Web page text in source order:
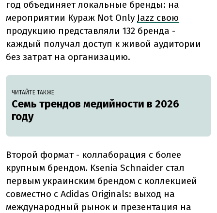
год объединяет локальные бренды: на
мероприятии Кураж Not Only Jazz свою
продукцию представляли 132 бренда -
каждый получал доступ к живой аудитории
без затрат на организацию.
ЧИТАЙТЕ ТАКЖЕ
Семь трендов медийности в 2026
году
Второй формат - коллаборация с более
крупным брендом. Ksenia Schnaider стал
первым украинским брендом с коллекцией
совместно с Adidas Originals: выход на
международный рынок и презентация на